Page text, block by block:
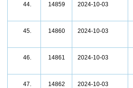
44. 14859 2024-10-03
45. 14860 2024-10-03
46. 14861 2024-10-03
47. 14862 2024-10-03